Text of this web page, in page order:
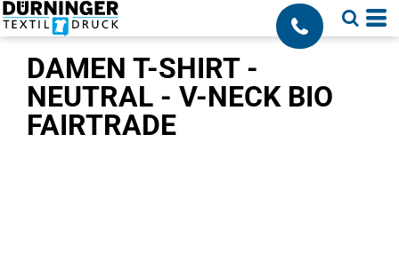
;
DAMEN T-SHIRT -
NEUTRAL - V-NECK BIO
FAIRTRADE